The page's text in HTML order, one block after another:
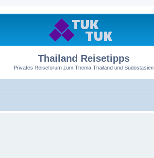
Thailand Reisetipps
Privates Reiseforum zum Thema Thailand und Südostasien